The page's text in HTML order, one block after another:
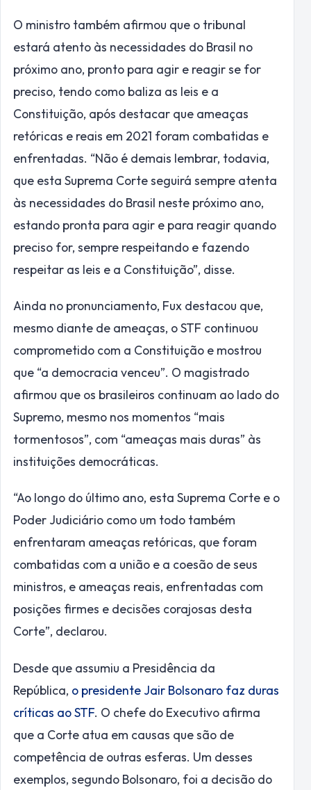
O ministro também afirmou que o tribunal
estará atento às necessidades do Brasil no
próximo ano, pronto para agir e reagir se for
preciso, tendo como baliza as leis e a
Constituição, após destacar que ameaças
retóricas e reais em 2021 foram combatidas e
enfrentadas. “Não é demais lembrar, todavia,
que esta Suprema Corte seguirá sempre atenta
às necessidades do Brasil neste próximo ano,
estando pronta para agir e para reagir quando
preciso for, sempre respeitando e fazendo
respeitar as leis e a Constituição”, disse.
Ainda no pronunciamento, Fux destacou que,
mesmo diante de ameaças, o STF continuou
comprometido com a Constituição e mostrou
que “a democracia venceu”. O magistrado
afirmou que os brasileiros continuam ao lado do
Supremo, mesmo nos momentos “mais
tormentosos”, com “ameaças mais duras” às
instituições democráticas.
“Ao longo do último ano, esta Suprema Corte e o
Poder Judiciário como um todo também
enfrentaram ameaças retóricas, que foram
combatidas com a união e a coesão de seus
ministros, e ameaças reais, enfrentadas com
posições firmes e decisões corajosas desta
Corte”, declarou.
Desde que assumiu a Presidência da
República, o presidente Jair Bolsonaro faz duras
críticas ao STF. O chefe do Executivo afirma
que a Corte atua em causas que são de
competência de outras esferas. Um desses
exemplos, segundo Bolsonaro, foi a decisão do